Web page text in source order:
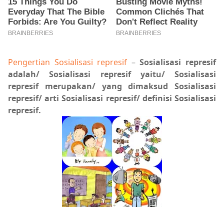
Pengertian Sosialisasi represif –Sosialisasi represif
adalah/ Sosialisasi represif yaitu/ Sosialisasi
represif merupakan/ yang dimaksud Sosialisasi
represif/ arti Sosialisasi represif/ definisi Sosialisasi
represif.